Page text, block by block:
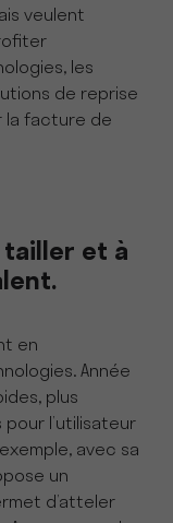
veulent
les
de reprise
la facture de
tailler et à
en
Année
plus
l’utilisateur
avec sa
un
d’atteler